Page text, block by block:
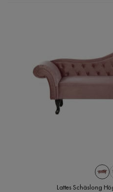
Lattes Schäslong